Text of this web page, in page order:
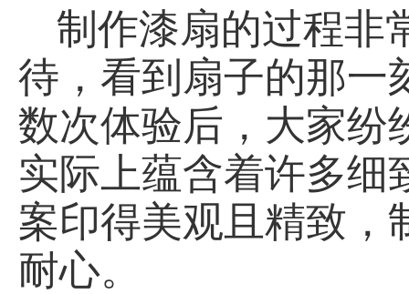
制作漆扇的过程非
待，看到扇子的那
数次体验后，大家纷
实际上蕴含着许多细
案印得美观且精致，
耐心。